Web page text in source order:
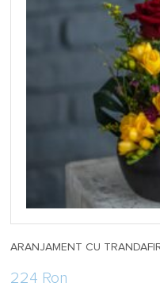
ARANJAMENT CU
224 Ron